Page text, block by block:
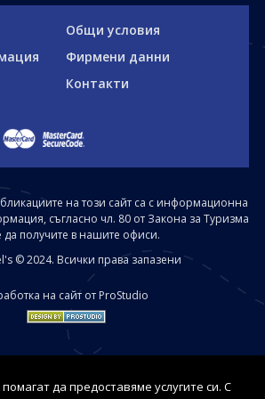
Общи условия
Фирмени данни
Контакти
на този сайт са с информационна
съгласно чл. 80 от Закона за Туризма
получите в нашите офиси.
© 2024. Всички права запазени
на сайт от ProStudio
помагат да предоставяме услугите си. С